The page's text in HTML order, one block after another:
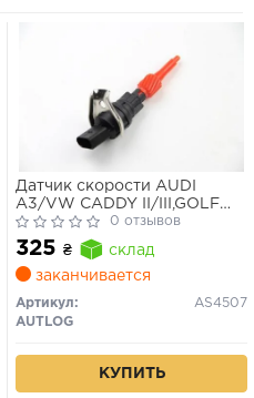
Датчик скорости AUDI
A3/VW CADDY II/III,GOLF
II/III/IV/V,PASSAT 1.4-3.2 84-
0 отзывов
325 ₴
склад
заканчивается
Артикул:
AS4507
AUTLOG
КУПИТЬ